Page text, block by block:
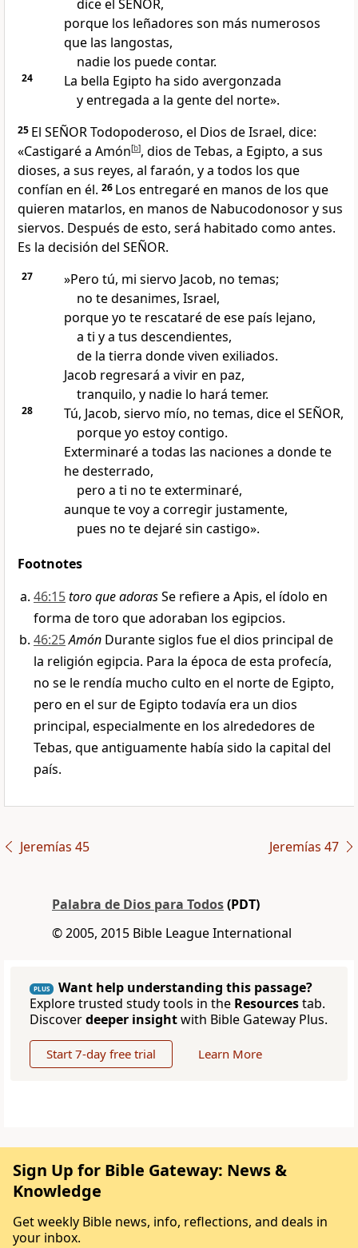
dice el SEÑOR,
porque los leñadores son más numerosos
que las langostas,
nadie los puede contar.
24
La bella Egipto ha sido avergonzada
y entregada a la gente del norte».
25 El SEÑOR Todopoderoso, el Dios de Israel, dice:
«Castigaré a Amón[b], dios de Tebas, a Egipto, a sus
dioses, a sus reyes, al faraón, y a todos los que
confían en él. 26 Los entregaré en manos de los que
quieren matarlos, en manos de Nabucodonosor y sus
siervos. Después de esto, será habitado como antes.
Es la decisión del SEÑOR.
27
»Pero tú, mi siervo Jacob, no temas;
no te desanimes, Israel,
porque yo te rescataré de ese país lejano,
a ti y a tus descendientes,
de la tierra donde viven exiliados.
Jacob regresará a vivir en paz,
tranquilo, y nadie lo hará temer.
28
Tú, Jacob, siervo mío, no temas, dice el SEÑOR,
porque yo estoy contigo.
Exterminaré a todas las naciones a donde te
he desterrado,
pero a ti no te exterminaré,
aunque te voy a corregir justamente,
pues no te dejaré sin castigo».
Footnotes
46:15toro que adorasSe refiere a Apis, el ídolo en
forma de toro que adoraban los egipcios.
46:25Amón Durante siglos fue el dios principal de
la religión egipcia. Para la época de esta profecía,
no se le rendía mucho culto en el norte de Egipto,
pero en el sur de Egipto todavía era un dios
principal, especialmente en los alrededores de
Tebas, que antiguamente había sido la capital del
país.
Jeremías 45 Jeremías 47
Palabra de Dios para Todos(PDT)
© 2005, 2015 Bible League International
PLUS
Want help understanding this passage?
Explore trusted study tools in the Resourcestab.
Discoverdeeper insightwith Bible Gateway Plus.
Start 7-day free trial Learn More
Sign Up for Bible Gateway: News &
Knowledge
Get weekly Bible news, info, reflections, and deals in
your inbox.